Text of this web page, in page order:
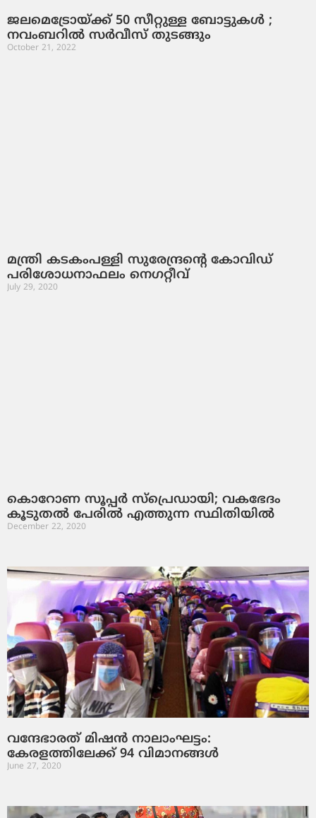
ജലമെട്രോയ്ക്ക് 50 സീറ്റുള്ള ബോട്ടുകള്‍ ;
നവംബറില്‍ സര്‍വീസ് തുടങ്ങും
October 21, 2022
മന്ത്രി കടകംപള്ളി സുരേന്ദ്രന്റെ കോവിഡ്
പരിശോധനാഫലം നെഗറ്റീവ്
July 29, 2020
കൊറോണ സൂപ്പര്‍ സ്‌പ്രെഡായി; വകഭേദം
കൂടുതല്‍ പേരില്‍ എത്തുന്ന സ്ഥിതിയില്‍
December 22, 2020
വന്ദേഭാരത് മിഷൻ നാലാംഘട്ടം:
കേരളത്തിലേക്ക് 94 വിമാനങ്ങള്‍
June 27, 2020